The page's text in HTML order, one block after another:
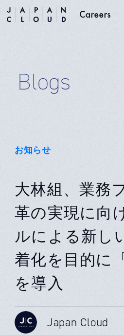
Blogs
お知らせ
大林組、業務
革の実現に向
ルによる新し
着化を目的に
を導入
Japan Cloud